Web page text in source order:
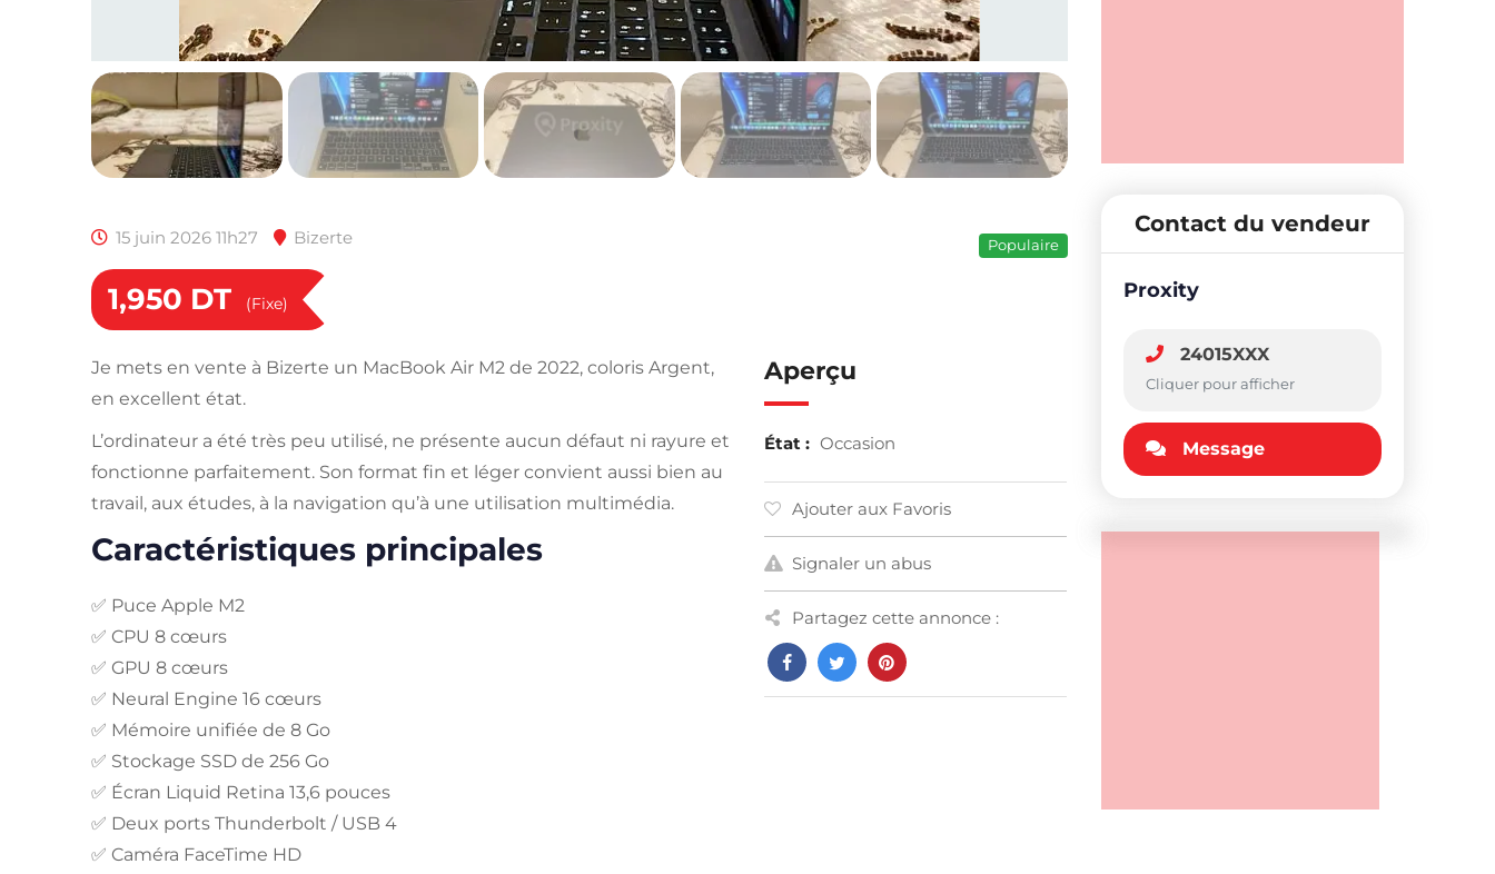
15 juin 2026 11h27 Bizerte Populaire
1,950 DT (Fixe)
Je mets en vente à Bizerte un MacBook Air M2 de 2022, coloris Argent,
en excellent état.
L’ordinateur a été très peu utilisé, ne présente aucun défaut ni rayure et
fonctionne parfaitement. Son format fin et léger convient aussi bien au
travail, aux études, à la navigation qu’à une utilisation multimédia.
Caractéristiques principales
✅ Puce Apple M2
✅ CPU 8 cœurs
✅ GPU 8 cœurs
✅ Neural Engine 16 cœurs
✅ Mémoire unifiée de 8 Go
✅ Stockage SSD de 256 Go
✅ Écran Liquid Retina 13,6 pouces
✅ Deux ports Thunderbolt / USB 4
✅ Caméra FaceTime HD
Aperçu
État : Occasion
Ajouter aux Favoris
Signaler un abus
Partagez cette annonce :
Contact du vendeur
Proxity
24015XXX
Cliquer pour afficher
Message